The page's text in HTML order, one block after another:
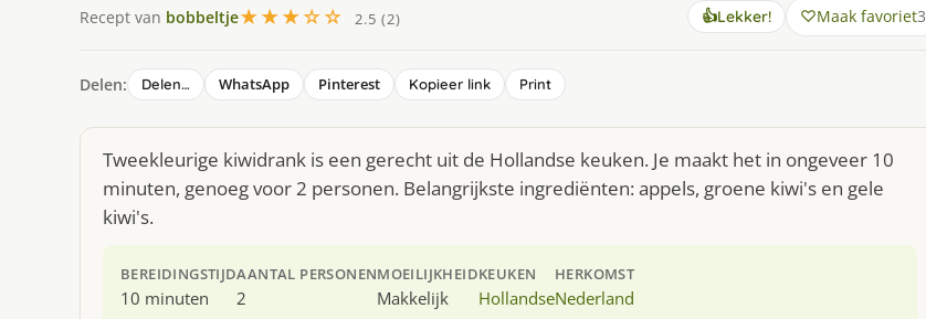
Recept van bobbeltje★★★☆☆ 2.5 (2) 👍Lekker! Maak favoriet3
Delen: Delen… WhatsApp Pinterest Kopieer link Print
Tweekleurige kiwidrank is een gerecht uit de Hollandse keuken. Je maakt het in ongeveer 10
minuten, genoeg voor 2 personen. Belangrijkste ingrediënten: appels, groene kiwi's en gele
kiwi's.
BEREIDINGSTIJD
10 minuten
AANTAL PERSONEN
2
MOEILIJKHEID
Makkelijk
KEUKEN
Hollandse
HERKOMST
Nederland